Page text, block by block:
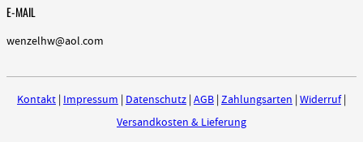
E-MAIL
wenzelhw@aol.com
Kontakt Impressum Datenschutz AGB Zahlungsarten Widerruf|
Versandkosten & Lieferung